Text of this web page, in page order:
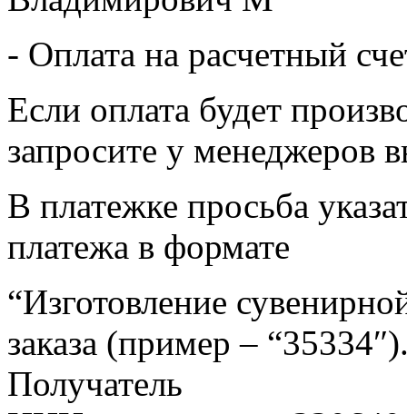
- Оплата на расчетный
Если оплата будет
запросите у менеджеров
В платежке просьба
платежа в формате
“Изготовление
заказа (пример –
Получатель